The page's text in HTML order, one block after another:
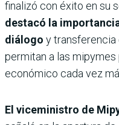
finalizó con éxito en su
destacó la
diálogo y
permitan a las
económico cada vez
El viceministro de